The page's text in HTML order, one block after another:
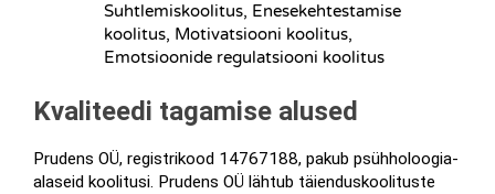
Suhtlemiskoolitus, Enesekehtestamise
koolitus, Motivatsiooni koolitus,
Emotsioonide regulatsiooni koolitus
Kvaliteedi tagamise alused
Prudens OÜ, registrikood 14767188, pakub psühholoogia-
alaseid koolitusi. Prudens OÜ lähtub täienduskoolituste